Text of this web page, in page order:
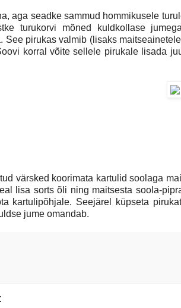
aga seadke sammud hommikusele
turukorvi mõned kuldkollase
See pirukas valmib (lisaks
korral võite sellele pirukale lisada
värsked koorimata kartulid soolaga
lisa sorts õli ning maitsesta soola-
kartulipõhjale. Seejärel küpseta
jume omandab.